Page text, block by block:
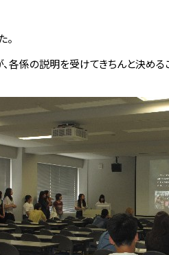
各係の説明を受けてきちんと決める